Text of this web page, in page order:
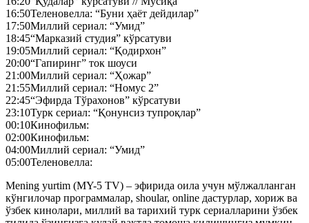
16:50Теленовелла: “Буни ҳаёт дейдилар”
17:50Миллий сериал: “Умид”
18:45“Марказий студия” кўрсатуви
19:05Миллий сериал: “Қодирхон”
20:00“Гапиринг” ток шоуси
21:00Миллий сериал: “Ҳожар”
21:55Миллий сериал: “Номус 2”
22:45“Эфирда Тўрахонов” кўрсатуви
23:10Турк сериал: “Қонунсиз тупроқлар”
00:10Кинофильм:
02:00Кинофильм:
04:00Миллий сериал: “Умид”
05:00Теленовелла:
Mening yurtim (MY-5 TV) – эфирида оила учун мўлжалланган
кўнгилочар программалар, shoular, online дастурлар, хориж ва
ўзбек кинолари, миллий ва тарихий турк сериалларини ўзбек